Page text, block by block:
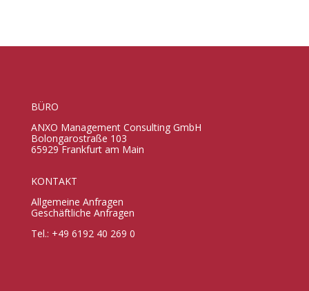
BÜRO
ANXO Management Consulting GmbH
Bolongarostraße 103
65929 Frankfurt am Main
KONTAKT
Allgemeine Anfragen
Geschäftliche Anfragen
Tel.: +49 6192 40 269 0